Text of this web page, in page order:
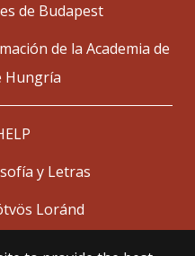
de Budapest
de la Academia de
Hungría
y Letras
Loránd